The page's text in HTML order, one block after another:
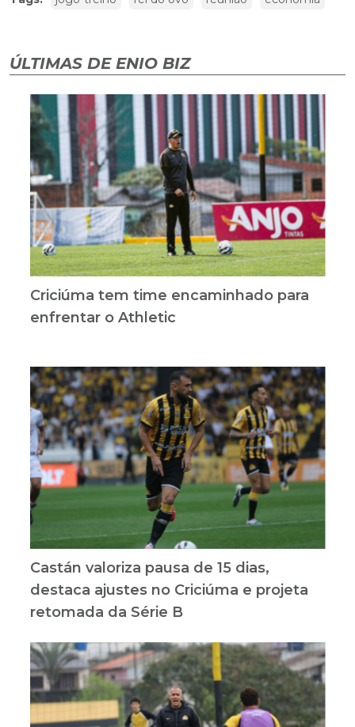
ÚLTIMAS DE ENIO BIZ
Criciúma tem time encaminhado para
enfrentar o Athletic
Castán valoriza pausa de 15 dias,
destaca ajustes no Criciúma e projeta
retomada da Série B